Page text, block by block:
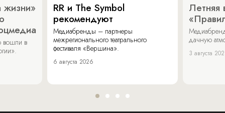
жизни»
вошли в
RR и The Symbol
рекомендуют
Медиабренды – партнеры
межрегионального театрального
фестиваля «Вершина».
6 августа 2026
Летняя
дачную
3 августа